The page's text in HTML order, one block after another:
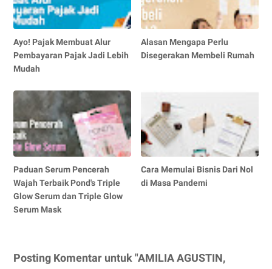
Ayo! Pajak Membuat Alur
Pembayaran Pajak Jadi Lebih
Mudah
Alasan Mengapa Perlu
Disegerakan Membeli Rumah
Paduan Serum Pencerah
Wajah Terbaik Pond's Triple
Glow Serum dan Triple Glow
Serum Mask
Cara Memulai Bisnis Dari Nol
di Masa Pandemi
Posting Komentar untuk "AMILIA AGUSTIN,